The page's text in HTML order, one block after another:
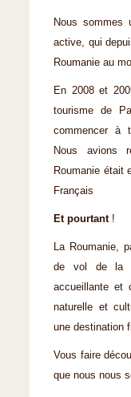
Nous sommes
active, qui
Roumanie au
En 2008 et
tourisme de
commencer à
Nous avions
Roumanie était
Français
Et pourtant !
La Roumanie,
de vol de la
accueillante et
naturelle et
une destination
Vous faire
que nous nous